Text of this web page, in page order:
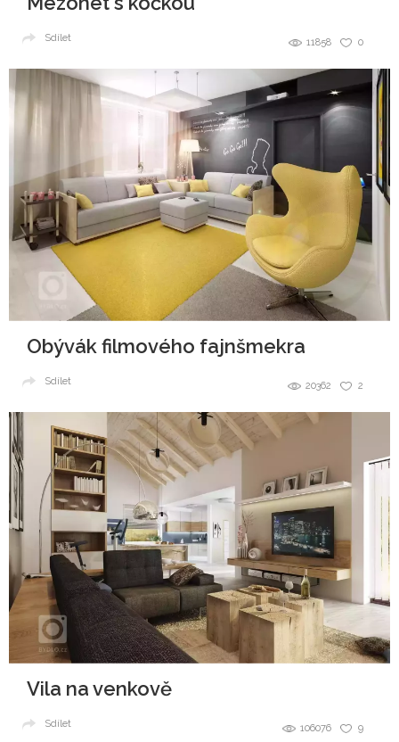
0
11858
Sdílet
Obývák filmového fajnšmekra
2
20362
Sdílet
Vila na venkově
9
106076
Sdílet